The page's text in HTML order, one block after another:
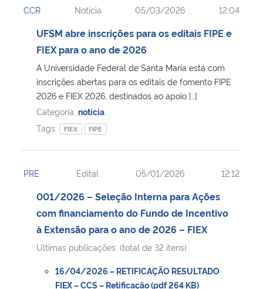
Ministério da Cidadania
Ministério de Minas e Energia
Ministério da Ciência, Tecnologia, Inovações e Comunicações
Ministério do Meio Ambiente
Ministério do Desenvolvimento Regional
Controladoria-Geral da União
CCR Notícia 05/03/2026 12:04
UFSM abre inscrições para os editais FIPE e
FIEX para o ano de 2026
A Universidade Federal de Santa Maria está com
inscrições abertas para os editais de fomento FIPE
2026 e FIEX 2026, destinados ao apoio […]
Categoria: notícia
Tags:
FIEX FIPE
PRE Edital 05/01/2026 12:12
001/2026 – Seleção Interna para Ações
com financiamento do Fundo de Incentivo
à Extensão para o ano de 2026 – FIEX
Ultimas publicações: (total de 32 itens)
16/04/2026 – RETIFICAÇÃO RESULTADO
FIEX – CCS – Retificação (pdf 264 KB)